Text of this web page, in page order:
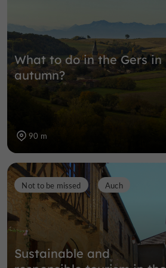
What to do in the Gers in
autumn?
90 m
Sustainable and
Not to be missed Auch